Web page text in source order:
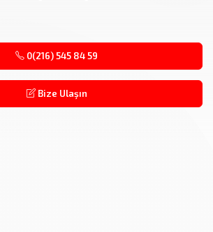
0(216) 545 84 59
Bize Ulaşın